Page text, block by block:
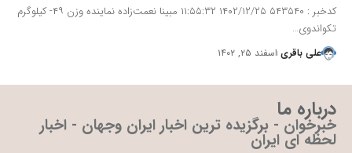
کدخبر : ۵۴۳۵۴۰ ۱۴۰۲/۱۲/۲۵ ۱۱:۵۵:۳۲ مبینا نعمت‌زاده نماینده وزن ۴۹- کیلوگرم
تکواندوی…
علی باقری اسفند ۲۵, ۱۴۰۲
درباره ما
خبرخوان - برگزیده ترین اخبار ایران وجهان - اخبار
لحظه ای ایران